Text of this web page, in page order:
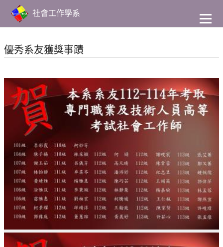
主
要
容
社會工作學系
優秀系友獲獎事蹟